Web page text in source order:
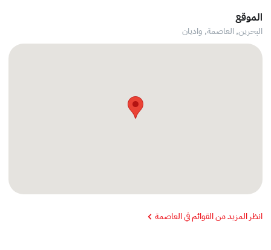
الموقع
البحرين, العاصمة, واديان
انظر المزيد من القوائم في العاصمة